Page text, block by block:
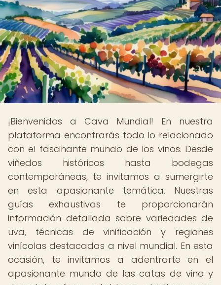
¡Bienvenidos a Cava Mundial! En nuestra
plataforma encontrarás todo lo relacionado
con el fascinante mundo de los vinos. Desde
viñedos históricos hasta bodegas
contemporáneas, te invitamos a sumergirte
en esta apasionante temática. Nuestras
guías exhaustivas te proporcionarán
información detallada sobre variedades de
uva, técnicas de vinificación y regiones
vinícolas destacadas a nivel mundial. En esta
ocasión, te invitamos a adentrarte en el
apasionante mundo de las catas de vino y